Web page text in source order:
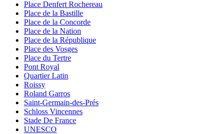
Place Denfert Rochereau
Place de la Bastille
Place de la Concorde
Place de la Nation
Place de la République
Place des Vosges
Place du Tertre
Pont Royal
Quartier Latin
Roissy
Roland Garros
Saint-Germain-des-Prés
Schloss Vincennes
Stade De France
UNESCO